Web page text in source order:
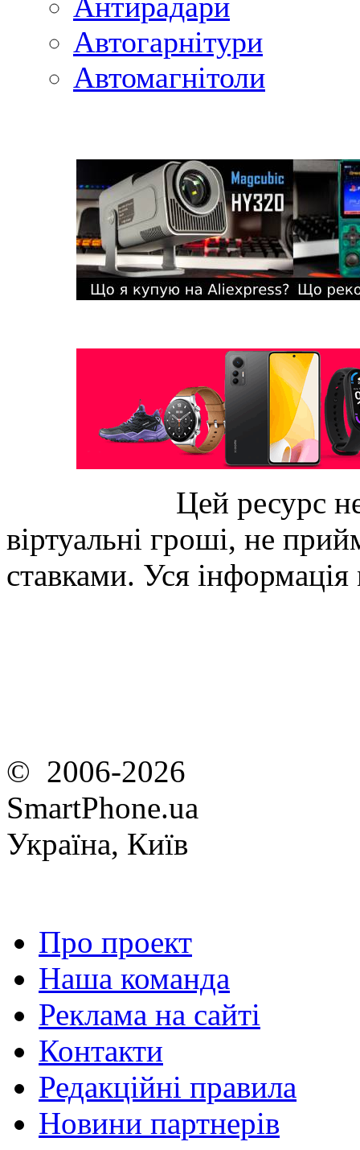
Автогарнітури
Автомагнітоли
Цей ресурс
віртуальні гроші, не
ставками. Уся
© 2006-2026
SmartPhone.ua
Україна, Київ
Про проект
Наша команда
Реклама на сайті
Контакти
Редакційні правила
Новини партнерів